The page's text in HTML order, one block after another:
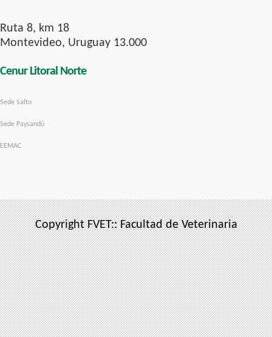
Ruta 8, km 18
Montevideo, Uruguay 13.000
Cenur Litoral Norte
Sede Salto
Sede Paysandú
EEMAC
Copyright FVET:: Facultad de Veterinaria